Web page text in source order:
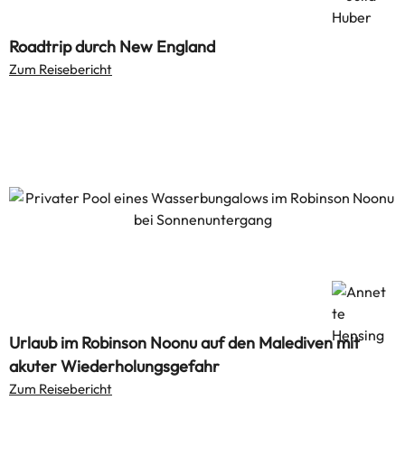
Roadtrip durch New England
Zum Reisebericht
Urlaub im Robinson Noonu auf den Malediven mit
akuter Wiederholungsgefahr
Zum Reisebericht